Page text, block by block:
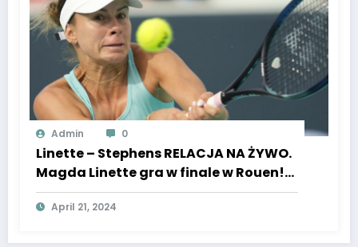
Admin 0
Linette – Stephens RELACJA NA ŻYWO.
Magda Linette gra w finale w Rouen!
Rywalka wygrywała US Open [WYNIK
LIVE]April 21, 2024